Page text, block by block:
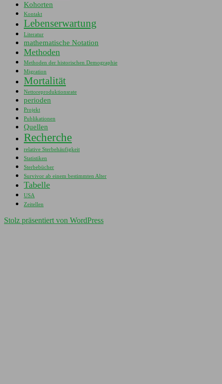
Kohorten
Kontakt
Lebenserwartung
Literatur
mathematische Notation
Methoden
Methoden der historischen Demographie
Migration
Mortalität
Nettoreproduktionsrate
perioden
Projekt
Publikationen
Quellen
Recherche
relative Sterbehäufigkeit
Statistiken
Sterbebücher
Survivor ab einem bestimmten Alter
Tabelle
USA
Zeitellen
Stolz präsentiert von WordPress